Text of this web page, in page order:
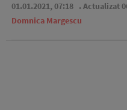
01.01.2021, 07:18 . Actualizat
Domnica Margescu